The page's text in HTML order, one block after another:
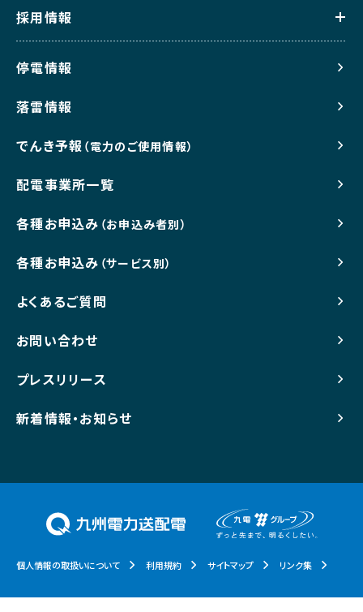
採用情報
停電情報
落雷情報
でんき予報 （電力のご使用情報）
配電事業所一覧
各種お申込み （お申込み者別）
各種お申込み （サービス別）
よくあるご質問
お問い合わせ
プレスリリース
新着情報・お知らせ
個人情報の取扱いについて 利用規約 サイトマップ リンク集